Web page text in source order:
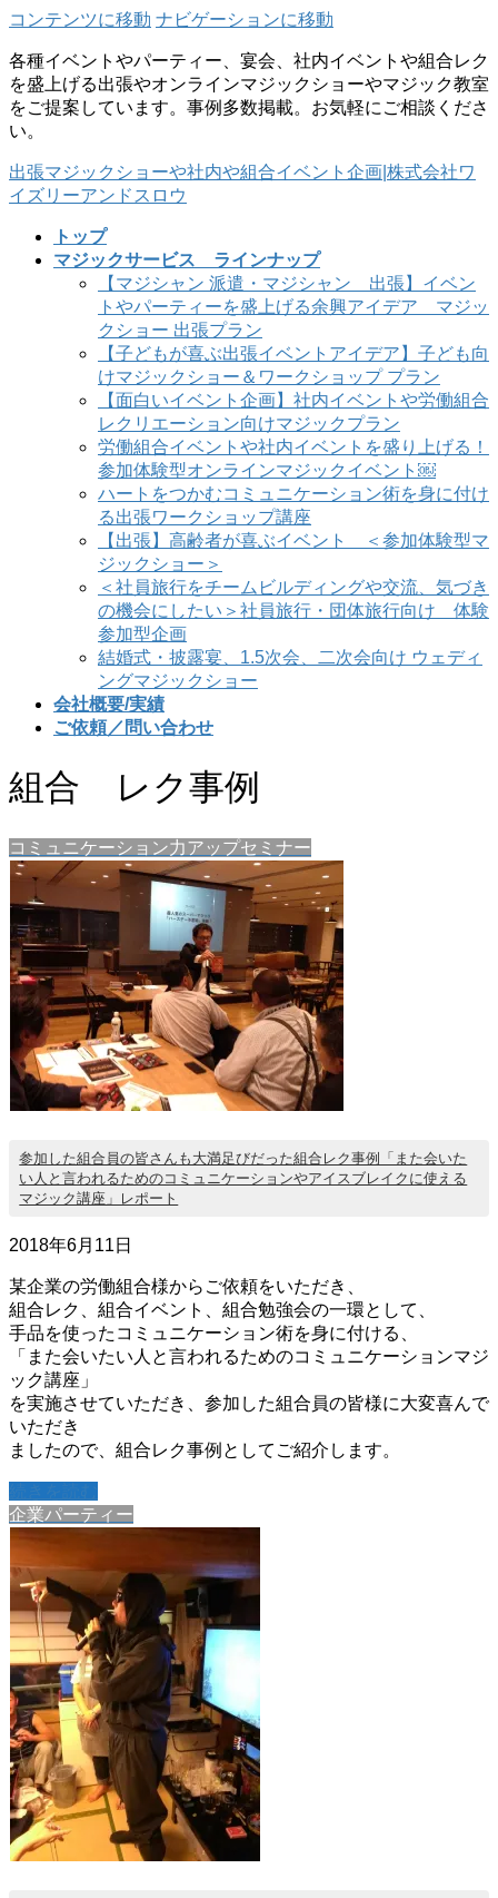
コンテンツに移動 ナビゲーションに移動
各種イベントやパーティー、宴会、社内イベントや組合レク
を盛上げる出張やオンラインマジックショーやマジック教室
をご提案しています。事例多数掲載。お気軽にご相談くださ
い。
出張マジックショーや社内や組合イベント企画|株式会社ワ
イズリーアンドスロウ
トップ
マジックサービス ラインナップ
【マジシャン 派遣・マジシャン 出張】イベン
トやパーティーを盛上げる余興アイデア マジッ
クショー 出張プラン
【子どもが喜ぶ出張イベントアイデア】子ども向
けマジックショー＆ワークショップ プラン
【面白いイベント企画】社内イベントや労働組合
レクリエーション向けマジックプラン
労働組合イベントや社内イベントを盛り上げる！
参加体験型オンラインマジックイベント￼
ハートをつかむコミュニケーション術を身に付け
る出張ワークショップ講座
【出張】高齢者が喜ぶイベント ＜参加体験型マ
ジックショー＞
＜社員旅行をチームビルディングや交流、気づき
の機会にしたい＞社員旅行・団体旅行向け 体験
参加型企画
結婚式・披露宴、1.5次会、二次会向け ウェディ
ングマジックショー
会社概要/実績
ご依頼／問い合わせ
組合 レク事例
コミュニケーション力アップセミナー
参加した組合員の皆さんも大満足びだった組合レク事例「また会いた
い人と言われるためのコミュニケーションやアイスブレイクに使える
マジック講座」レポート
2018年6月11日
某企業の労働組合様からご依頼をいただき、
組合レク、組合イベント、組合勉強会の一環として、
手品を使ったコミュニケーション術を身に付ける、
「また会いたい人と言われるためのコミュニケーションマジ
ック講座」
を実施させていただき、参加した組合員の皆様に大変喜んで
いただき
ましたので、組合レク事例としてご紹介します。
企業パーティー